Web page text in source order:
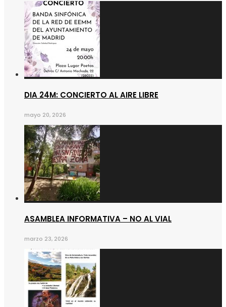
DIA 24M: CONCIERTO AL AIRE LIBRE
mayo 20, 2026
ASAMBLEA INFORMATIVA – NO AL VIAL
marzo 23, 2026